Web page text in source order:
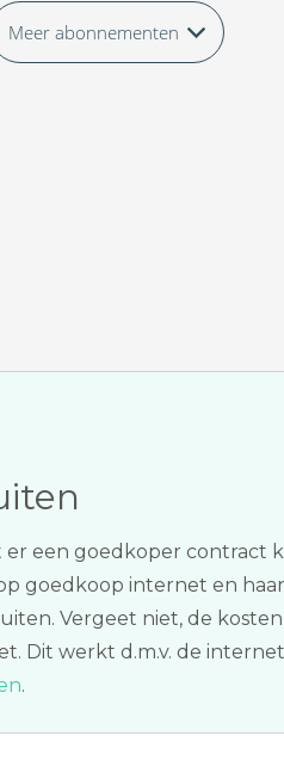
Meer abonnementen
een goedkoper contract
goedkoop internet en
Vergeet niet, de
Dit werkt d.m.v. de
.